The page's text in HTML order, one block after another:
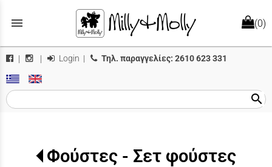
menu (0)
| | Login | Τηλ. παραγγελίες: 2610 623 331
search
Φούστες - Σετ φούστες